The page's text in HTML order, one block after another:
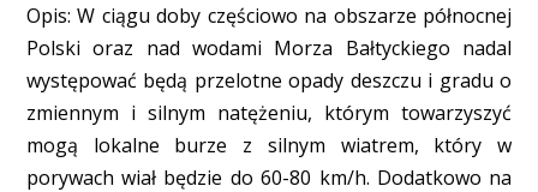
Opis: W ciągu doby częściowo na obszarze północnej
Polski oraz nad wodami Morza Bałtyckiego nadal
występować będą przelotne opady deszczu i gradu o
zmiennym i silnym natężeniu, którym towarzyszyć
mogą lokalne burze z silnym wiatrem, który w
porywach wiał będzie do 60-80 km/h. Dodatkowo na